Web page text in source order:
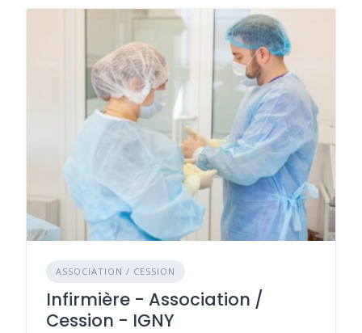
ASSOCIATION / CESSION
Infirmière - Association /
Cession - IGNY